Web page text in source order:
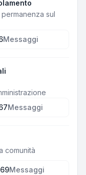
sul
Messaggi
Messaggi
comunità
Messaggi